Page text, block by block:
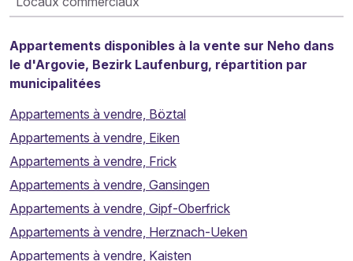
Appartements disponibles à la vente sur Neho dans
le d'Argovie, Bezirk Laufenburg, répartition par
municipalitées
Appartements à vendre, Böztal
Appartements à vendre, Eiken
Appartements à vendre, Frick
Appartements à vendre, Gansingen
Appartements à vendre, Gipf-Oberfrick
Appartements à vendre, Herznach-Ueken
Appartements à vendre, Kaisten